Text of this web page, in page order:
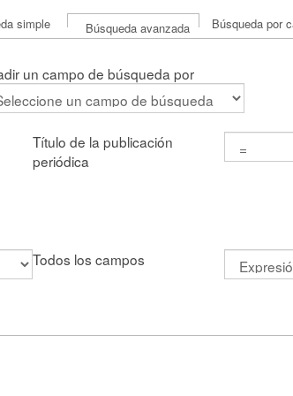
simple Búsqueda avanzada Búsqueda por
un campo de búsqueda por
Título de la publicación
periódica
Todos los campos